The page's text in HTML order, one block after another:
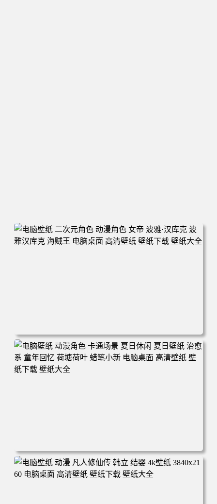
电脑壁纸 二次元角色 动漫角色 女帝 波雅·汉库克 波雅汉库
克 海贼王 电脑桌面 高清壁纸 壁纸下载 壁纸大全
电脑壁纸 动漫角色 卡通场景 夏日休闲 夏日壁纸 治愈系 童
年回忆 荷塘荷叶 蜡笔小新 电脑桌面 高清壁纸 壁纸下载 壁